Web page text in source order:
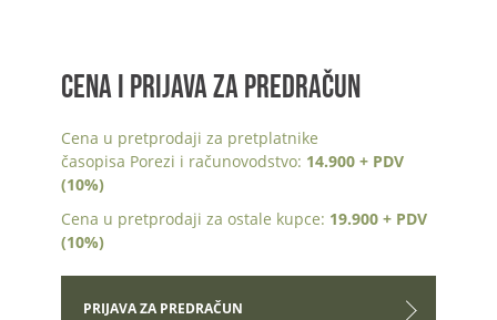
CENA I PRIJAVA ZA PREDRAČUN
Cena u pretprodaji za pretplatnike
časopisa Porezi i računovodstvo: 14.900 + PDV
(10%)
Cena u pretprodaji za ostale kupce: 19.900 + PDV
(10%)
PRIJAVA ZA PREDRAČUN